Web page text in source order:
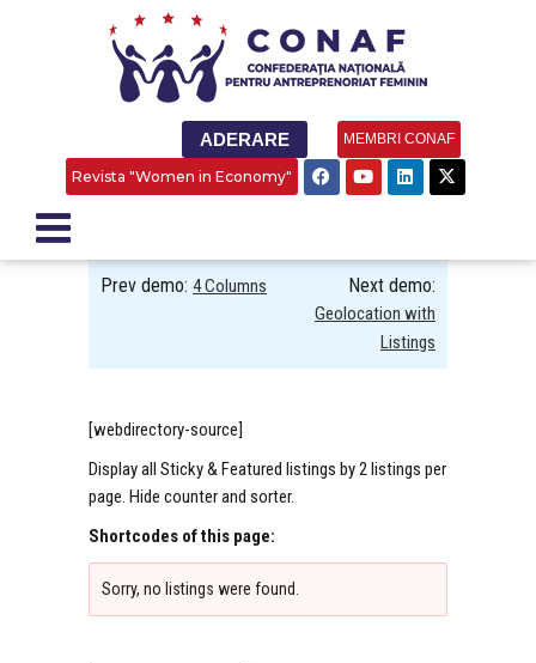
ADERARE MEMBRI CONAF
Revista "Women in Economy"
Prev demo: 4 Columns Next demo:
Geolocation with
Listings
[webdirectory-source]
Display all Sticky & Featured listings by 2 listings per
page. Hide counter and sorter.
Shortcodes of this page:
Sorry, no listings were found.